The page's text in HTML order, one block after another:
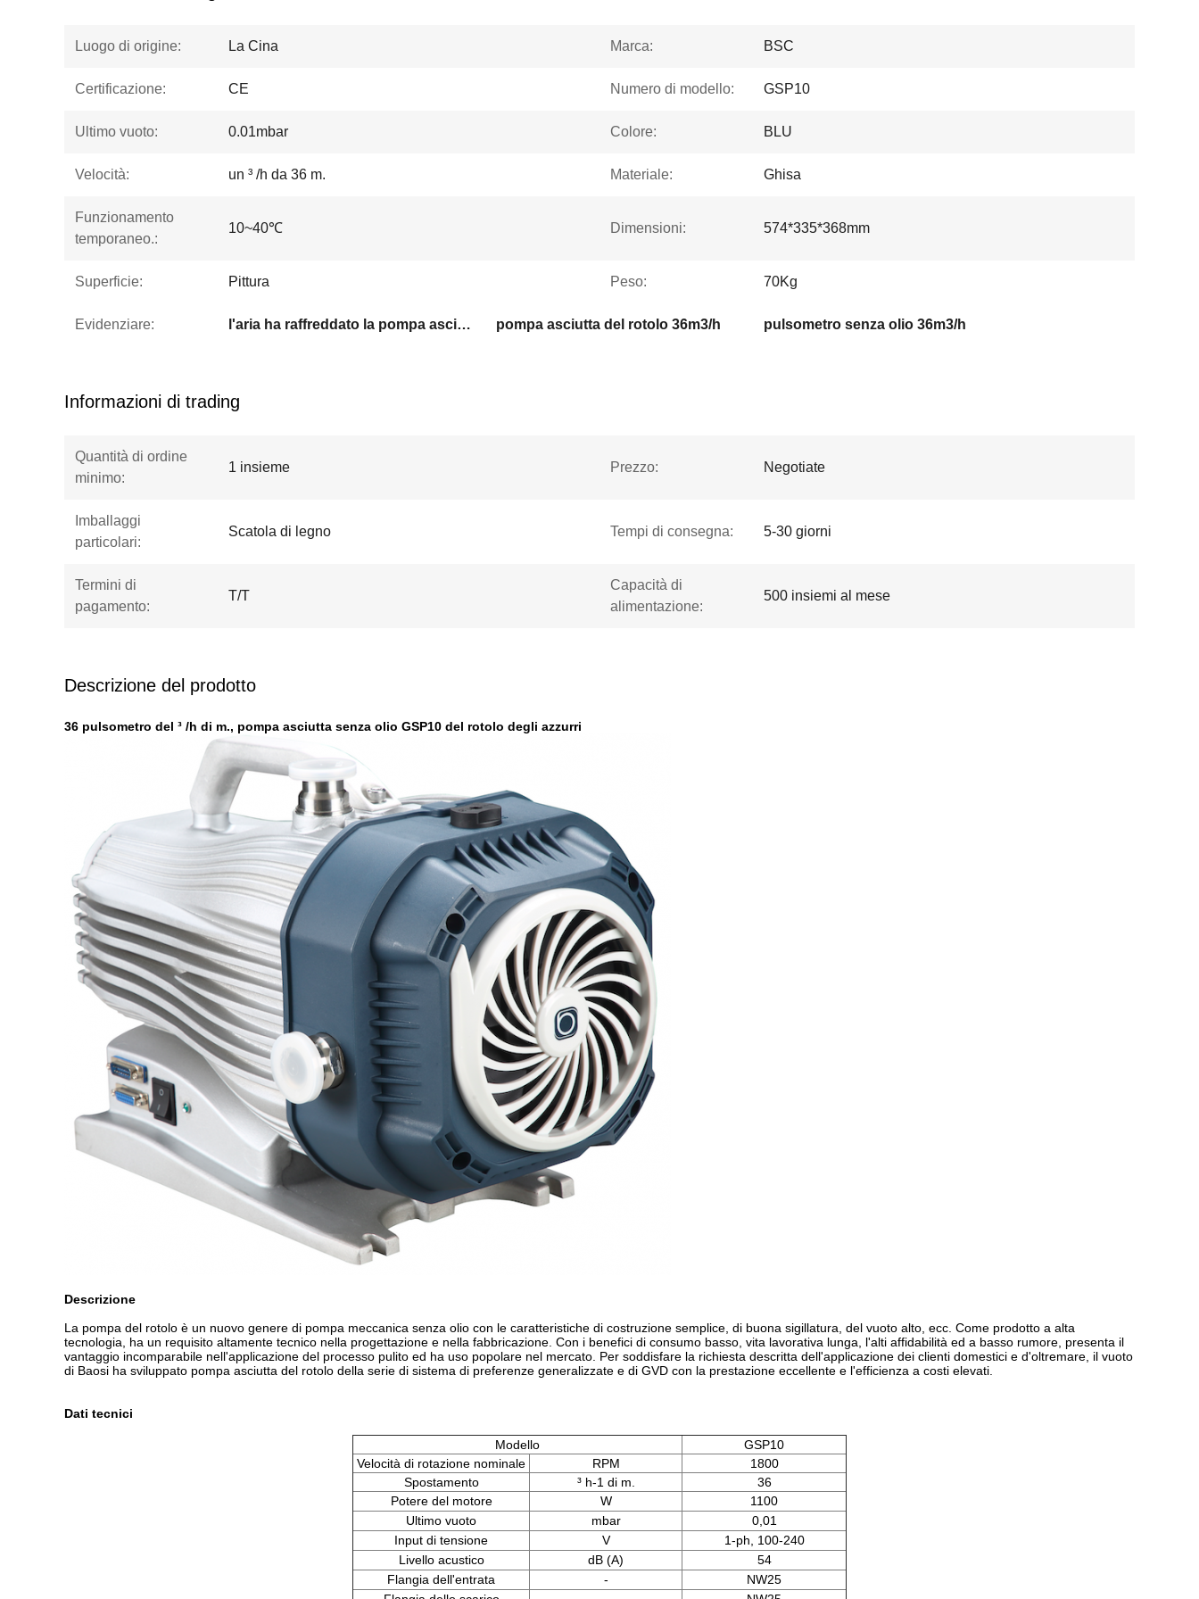
Luogo di origine: La Cina Marca: BSC
Certificazione: CE Numero di modello: GSP10
Ultimo vuoto: 0.01mbar Colore: BLU
Velocità: un ³ /h da 36 m. Materiale: Ghisa
Funzionamento
temporaneo.:
10~40℃ Dimensioni: 574*335*368mm
Superficie: Pittura Peso: 70Kg
Evidenziare: l'aria ha raffreddato la pompa asciutta del rotolo pompa asciutta del rotolo 36m3/h pulsometro senza olio 36m3/h
Informazioni di trading
Quantità di ordine
minimo:
1 insieme Prezzo: Negotiate
Imballaggi
particolari:
Scatola di legno Tempi di consegna: 5-30 giorni
Termini di
pagamento:
T/T
Capacità di
alimentazione:
500 insiemi al mese
Descrizione del prodotto
36 pulsometro del ³ /h di m., pompa asciutta senza olio GSP10 del rotolo degli azzurri
Descrizione
La pompa del rotolo è un nuovo genere di pompa meccanica senza olio con le caratteristiche di costruzione semplice, di buona sigillatura, del vuoto alto, ecc. Come prodotto a alta
tecnologia, ha un requisito altamente tecnico nella progettazione e nella fabbricazione. Con i benefici di consumo basso, vita lavorativa lunga, l'alti affidabilità ed a basso rumore, presenta il
vantaggio incomparabile nell'applicazione del processo pulito ed ha uso popolare nel mercato. Per soddisfare la richiesta descritta dell'applicazione dei clienti domestici e d'oltremare, il vuoto
di Baosi ha sviluppato pompa asciutta del rotolo della serie di sistema di preferenze generalizzate e di GVD con la prestazione eccellente e l'efficienza a costi elevati.
Dati tecnici
Modello
GSP10
Velocità di rotazione nominale
RPM
1800
Spostamento
³ h-1 di m.
36
Potere del motore
W
1100
Ultimo vuoto
mbar
0,01
Input di tensione
V
1-ph, 100-240
Livello acustico
dB (A)
54
Flangia dell'entrata
-
NW25